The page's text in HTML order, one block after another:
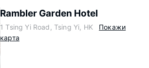
Rambler Garden Hotel
1 Tsing Yi Road, Tsing Yi, HK
Покажи
карта